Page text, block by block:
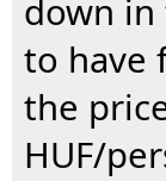
down in
to have
the
HUF/